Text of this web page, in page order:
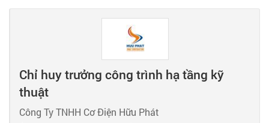
Chỉ huy trưởng công trình hạ tầng kỹ
thuật
Công Ty TNHH Cơ Điện Hữu Phát